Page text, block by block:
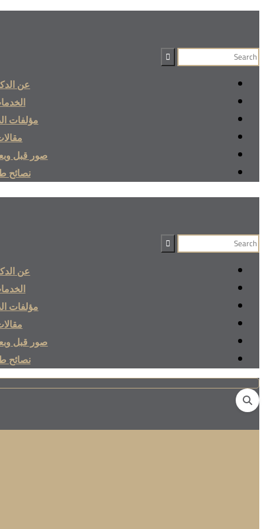
عن
مؤلفات
صور قبل
نصائح
عن
مؤلفات
صور قبل
نصائح